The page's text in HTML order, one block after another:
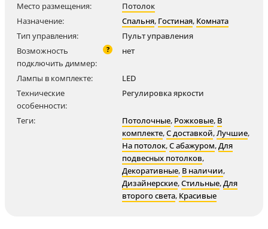
Место размещения:
Потолок
Назначение:
Спальня, Гостиная, Комната
Тип управления:
Пульт управления
Возможность
подключить диммер:
? нет
Лампы в комплекте:
LED
Технические
особенности:
Регулировка яркости
Теги: Потолочные, Рожковые, В
комплекте,С доставкой,Лучшие,
На потолок,С абажуром,Для
подвесных потолков,
Декоративные, В наличии,
Дизайнерские,Стильные,Для
второго света, Красивые